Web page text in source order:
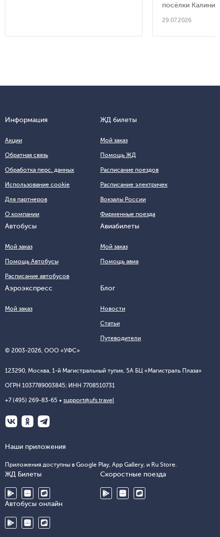
посёлки
29.07.2026
© 2003-2026, ООО «УФС»
123290, Москва, 1-й Магистральный тупик, 5А БЦ «Магистраль Плаза»
ОГРН 1037789003845; ИНН 7708510731
+7 (495) 269-83-65 support@ufs.travel
Информация
Акции
Обратная связь
Обработка перс. данных
Использование cookie
Для партнеров
О компании
ЖД билеты
Мой заказ
Помощь ЖД
Расписание поездов
Расписание электричек
Вокзалы России
Фирменные поезда
Автобусы
Мой заказ
Помощь Автобусы
Расписание автобусов
Авиабилеты
Мой заказ
Помощь авиа
Аэроэкспресс
Мой заказ
Блог
Новости
Статьи
Путеводители
Наши приложения
Приложения доступны в Google Play, App Gallery, и Ru Store.
ЖД Билеты Скоростные поезда
Автобусы онлайн